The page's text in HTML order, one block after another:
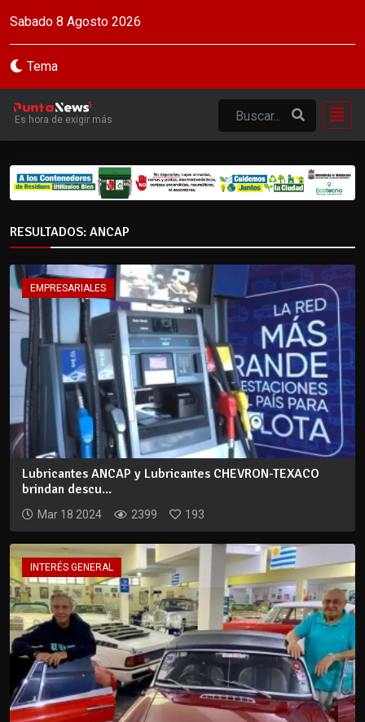
Sabado 8 Agosto 2026
Tema
Es hora de exigir más
RESULTADOS: ANCAP
EMPRESARIALES
Lubricantes ANCAP y Lubricantes CHEVRON-TEXACO
brindan descu...
Mar 18 2024 2399 193
INTERÉS GENERAL